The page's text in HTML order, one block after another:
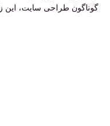
گوناگون طراحی سایت، این